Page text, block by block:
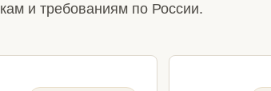
и требованиям по России.